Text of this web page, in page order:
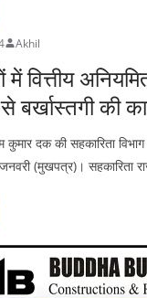
Akhil
वित्तीय
की
कुमार दक की सहकारिता
(मुखपत्र)। सहकारिता